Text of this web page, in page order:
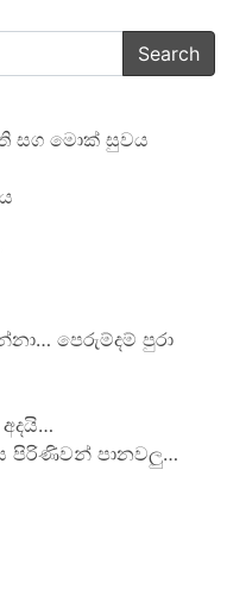
සග මොක් සුවය
පෙරුම්දම් පුරා
පිරිණිවන් පානවලු…